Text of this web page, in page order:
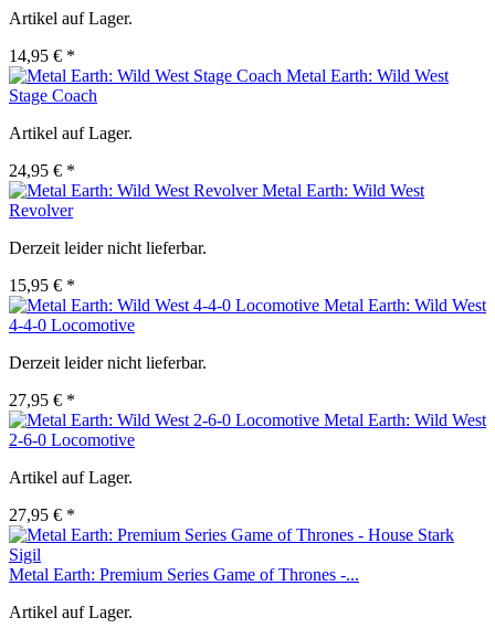
Artikel auf Lager.
14,95 € *
Metal Earth: Wild West
Stage Coach
Artikel auf Lager.
24,95 € *
Metal Earth: Wild West
Revolver
Derzeit leider nicht lieferbar.
15,95 € *
Metal Earth: Wild West
4-4-0 Locomotive
Derzeit leider nicht lieferbar.
27,95 € *
Metal Earth: Wild West
2-6-0 Locomotive
Artikel auf Lager.
27,95 € *
Metal Earth: Premium Series Game of Thrones -...
Artikel auf Lager.